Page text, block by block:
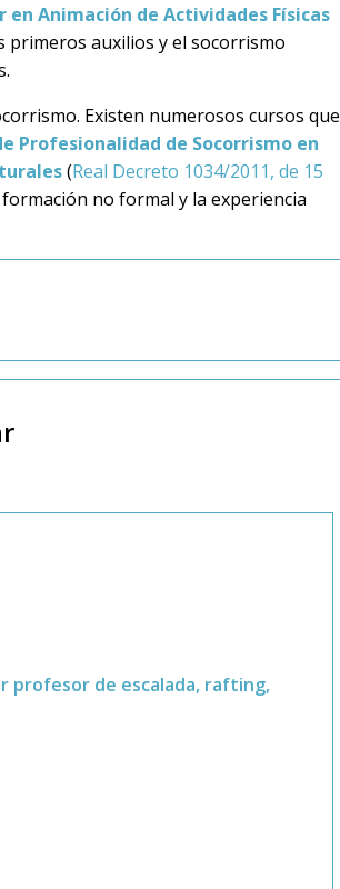
en Animación de Actividades Físicas
primeros auxilios y el socorrismo
Existen numerosos cursos que
Profesionalidad de Socorrismo en
(Real Decreto 1034/2011, de 15
no formal y la experiencia